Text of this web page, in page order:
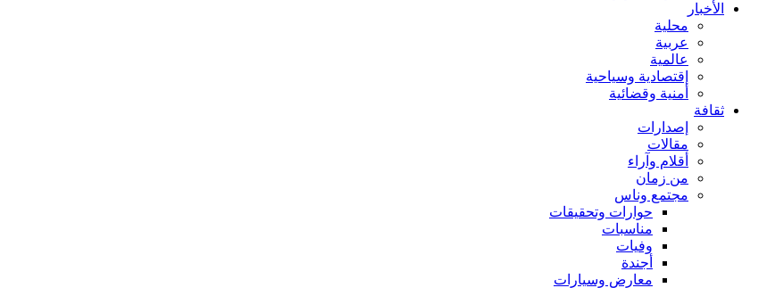
الأخبار
محلية
عربية
عالمية
إقتصادية وسياحية
أمنية وقضائية
ثقافة
إصدارات
مقالات
أقلام وآراء
من زمان
مجتمع وناس
حوارات وتحقيقات
مناسبات
وفيات
أجندة
معارض وسيارات